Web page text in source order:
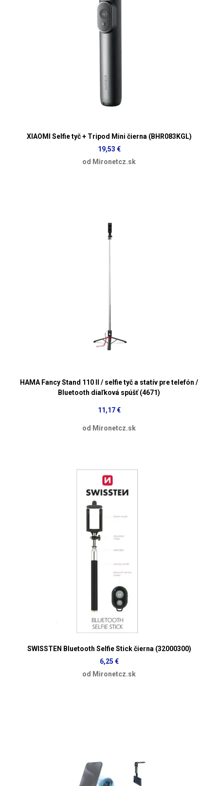
XIAOMI Selfie tyč + Tripod Mini čierna (BHR083KGL)
19,53 €
od Mironetcz.sk
HAMA Fancy Stand 110 II / selfie tyč a statív pre telefón /
Bluetooth diaľková spúšť (4671)
11,17 €
od Mironetcz.sk
SWISSTEN Bluetooth Selfie Stick čierna (32000300)
6,25 €
od Mironetcz.sk